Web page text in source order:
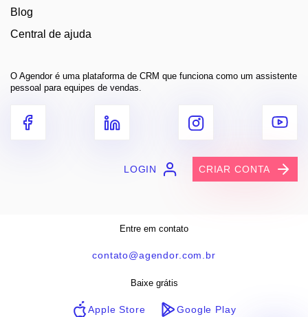
Blog
Central de ajuda
O Agendor é uma plataforma de CRM que funciona como um assistente
pessoal para equipes de vendas.
LOGIN CRIAR CONTA
Entre em contato
contato@agendor.com.br
Baixe grátis
Apple Store Google Play